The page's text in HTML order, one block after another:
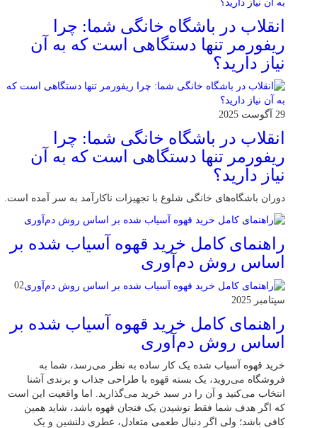
انقلاب در باشگاه خانگی شما: چرا
ریفورمر تنها دستگاهی است که به آن
نیاز دارید؟
29 آگوست 2025
انقلاب در باشگاه خانگی شما: چرا
ریفورمر تنها دستگاهی است که به آن
نیاز دارید؟
دوران باشگاه‌های خانگی شلوغ با تجهیزات ناکارآمد به سر آمده است.
راهنمای کامل خرید قهوه آسیاب شده بر
اساس روش دم‌آوری
02
سپتامبر 2025
راهنمای کامل خرید قهوه آسیاب شده بر
اساس روش دم‌آوری
خرید قهوه آسیاب شده یک کار ساده به نظر می‌رسد، شما به
فروشگاه می‌روید، یک بسته قهوه با طراحی جذاب و برندی آشنا
انتخاب می‌کنید و آن را در سبد خرید می‌گذارید. اما واقعیت این است
که اگر هدف شما فقط نوشیدن یک فنجان قهوه باشد، شاید همین
کافی باشد؛ ولی اگر دنبال طعمی متعادل، عطری دلنشین و یک